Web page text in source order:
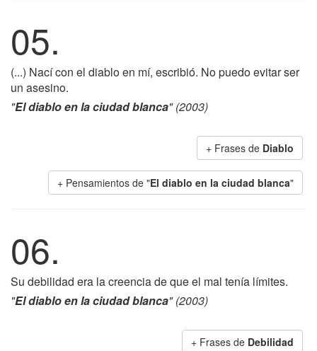
05.
(...) Nací con el diablo en mí, escribió. No puedo evitar ser
un asesino.
"El diablo en la ciudad blanca" (2003)
+ Frases de Diablo
+ Pensamientos de "El diablo en la ciudad blanca"
06.
Su debilidad era la creencia de que el mal tenía límites.
"El diablo en la ciudad blanca" (2003)
+ Frases de Debilidad